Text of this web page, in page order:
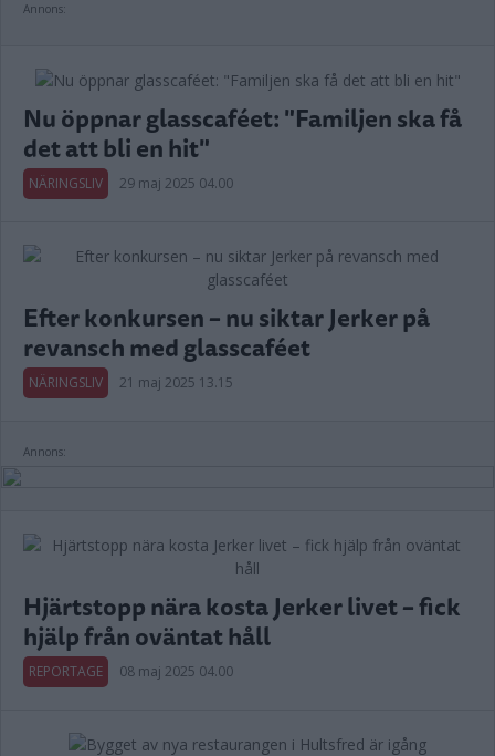
Annons:
Nu öppnar glasscaféet: "Familjen ska få
det att bli en hit"
NÄRINGSLIV 29 maj 2025 04.00
Efter konkursen – nu siktar Jerker på
revansch med glasscaféet
NÄRINGSLIV 21 maj 2025 13.15
Annons:
Hjärtstopp nära kosta Jerker livet – fick
hjälp från oväntat håll
REPORTAGE 08 maj 2025 04.00